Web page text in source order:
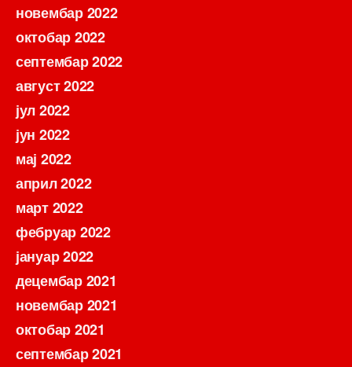
новембар 2022
октобар 2022
септембар 2022
август 2022
јул 2022
јун 2022
мај 2022
април 2022
март 2022
фебруар 2022
јануар 2022
децембар 2021
новембар 2021
октобар 2021
септембар 2021